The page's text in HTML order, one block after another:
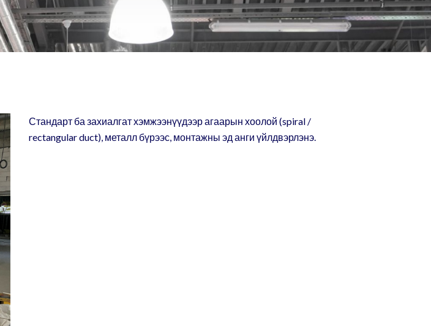
Стандарт ба захиалгат хэмжээнүүдээр агаарын хоолой (spiral /
rectangular duct), металл бүрээс, монтажны эд анги үйлдвэрлэнэ.